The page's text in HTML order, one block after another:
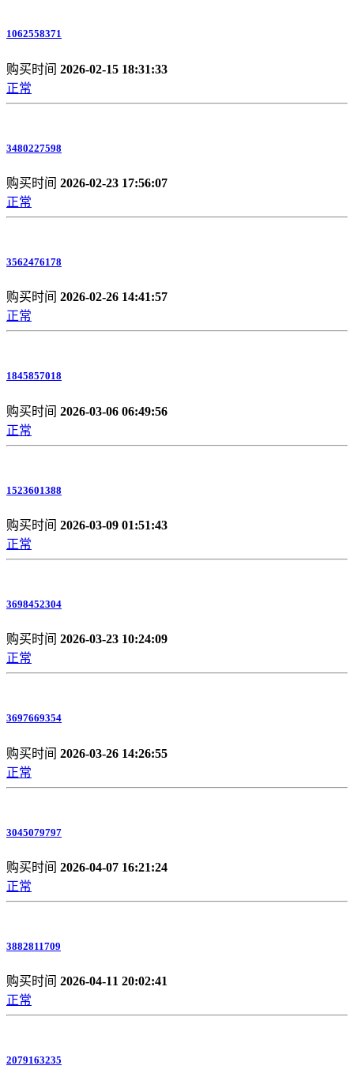
1062558371
购买时间 2026-02-15 18:31:33
正常
3480227598
购买时间 2026-02-23 17:56:07
正常
3562476178
购买时间 2026-02-26 14:41:57
正常
1845857018
购买时间 2026-03-06 06:49:56
正常
1523601388
购买时间 2026-03-09 01:51:43
正常
3698452304
购买时间 2026-03-23 10:24:09
正常
3697669354
购买时间 2026-03-26 14:26:55
正常
3045079797
购买时间 2026-04-07 16:21:24
正常
3882811709
购买时间 2026-04-11 20:02:41
正常
2079163235